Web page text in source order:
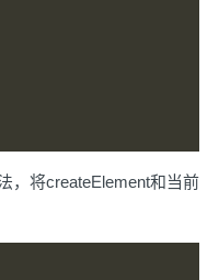
，将createElement和当前